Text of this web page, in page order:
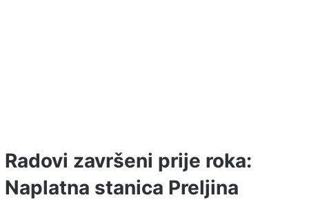
Radovi završeni prije roka:
Naplatna stanica Preljina